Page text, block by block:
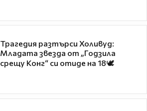
Трагедия разтърси Холивуд:
Младата звезда от „Годзила
срещу Конг“ си отиде на 18🕊️